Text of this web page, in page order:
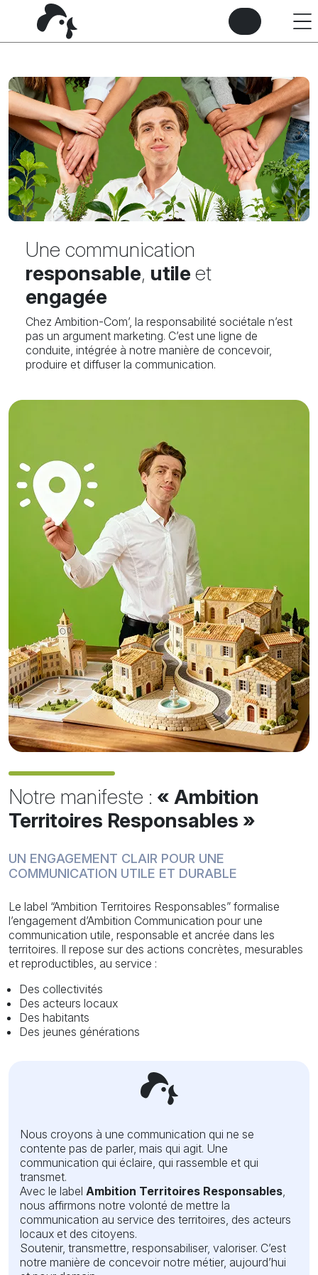
Une communication
responsable, utile et
engagée
Chez Ambition-Com’, la responsabilité sociétale n’est
pas un argument marketing. C’est une ligne de
conduite, intégrée à notre manière de concevoir,
produire et diffuser la communication.
Notre manifeste : « Ambition
Territoires Responsables »
UN ENGAGEMENT CLAIR POUR UNE
COMMUNICATION UTILE ET DURABLE
Le label “Ambition Territoires Responsables” formalise
l’engagement d’Ambition Communication pour une
communication utile, responsable et ancrée dans les
territoires. Il repose sur des actions concrètes, mesurables
et reproductibles, au service :
Des collectivités
Des acteurs locaux
Des habitants
Des jeunes générations
Nous croyons à une communication qui ne se
contente pas de parler, mais qui agit. Une
communication qui éclaire, qui rassemble et qui
transmet.
Avec le label Ambition Territoires Responsables,
nous affirmons notre volonté de mettre la
communication au service des territoires, des acteurs
locaux et des citoyens.
Soutenir, transmettre, responsabiliser, valoriser. C’est
notre manière de concevoir notre métier, aujourd’hui